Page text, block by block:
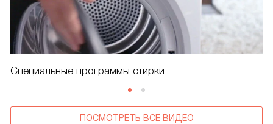
Специальные программы стирки
ПОСМОТРЕТЬ ВСЕ ВИДЕО